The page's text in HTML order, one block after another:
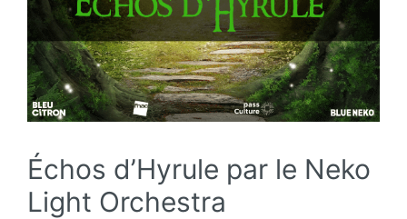
Échos d’Hyrule par le Neko
Light Orchestra